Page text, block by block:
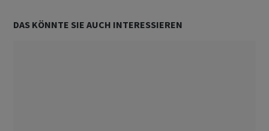
DAS KÖNNTE SIE AUCH INTERESSIEREN